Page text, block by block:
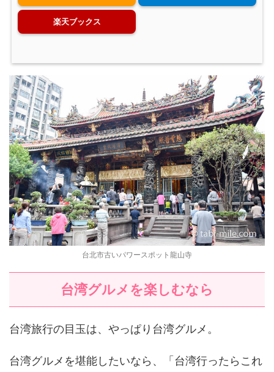
楽天ブックス
台北市古いパワースポット龍山寺
台湾グルメを楽しむなら
台湾旅行の目玉は、やっぱり台湾グルメ。
台湾グルメを堪能したいなら、「台湾行ったらこれ